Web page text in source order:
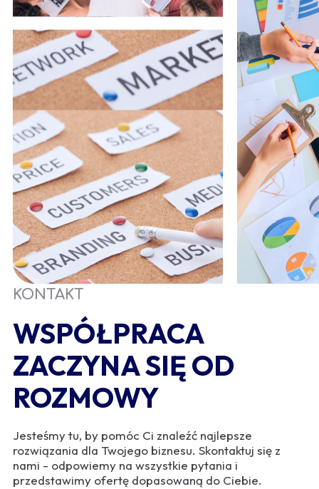
KONTAKT
WSPÓŁPRACA
ZACZYNA SIĘ OD
ROZMOWY
Jesteśmy tu, by pomóc Ci znaleźć najlepsze
rozwiązania dla Twojego biznesu. Skontaktuj się z
nami - odpowiemy na wszystkie pytania i
przedstawimy ofertę dopasowaną do Ciebie.